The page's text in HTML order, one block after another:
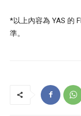
*以上內容為 YAS 的
準。